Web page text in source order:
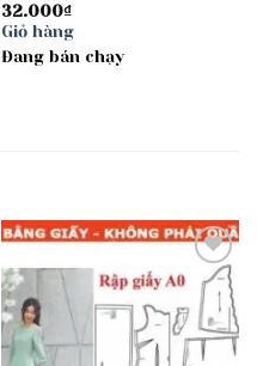
32.000₫
Giỏ hàng
Đang bán chạy
Add to
wishlist